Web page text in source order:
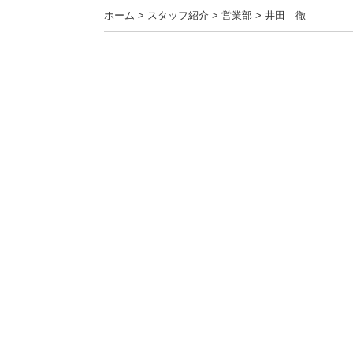
ホーム > スタッフ紹介 > 営業部 > 井田 徹